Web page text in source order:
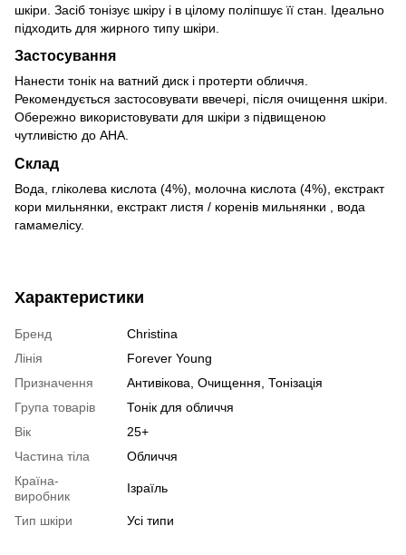
шкіри. Засіб тонізує шкіру і в цілому поліпшує її стан. Ідеально
підходить для жирного типу шкіри.
Застосування
Нанести тонік на ватний диск і протерти обличчя.
Рекомендується застосовувати ввечері, після очищення шкіри.
Обережно використовувати для шкіри з підвищеною
чутливістю до АНА.
Склад
Вода, гліколева кислота (4%), молочна кислота (4%), екстракт
кори мильнянки, екстракт листя / коренів мильнянки , вода
гамамелісу.
Характеристики
Бренд
Christina
Лінія
Forever Young
Призначення
Антивікова, Очищення, Тонізація
Група товарів
Тонік для обличчя
Вік
25+
Частина тіла
Обличчя
Країна-
виробник
Ізраїль
Тип шкіри Усі типи